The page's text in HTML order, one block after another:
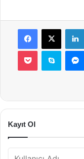
Facebook
X
Pocket Skype
Kayıt Ol